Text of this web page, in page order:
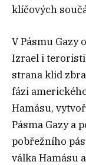
klíčových
V Pásmu Gazy
Izrael i
strana klid
fázi
Hamásu,
Pásma Gazy a
pobřežního
válka Hamásu